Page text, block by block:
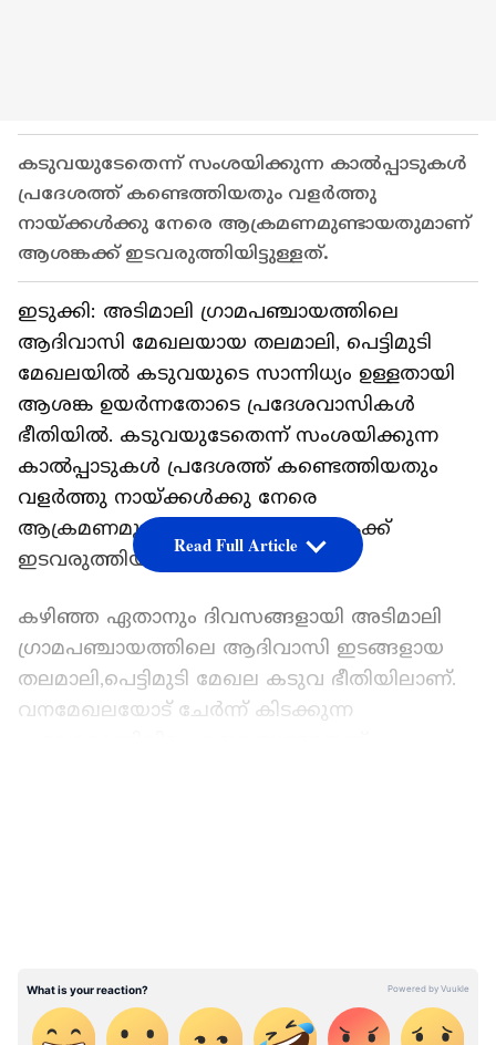
കടുവയുടേതെന്ന് സംശയിക്കുന്ന കാൽപ്പാടുകൾ
പ്രദേശത്ത് കണ്ടെത്തിയതും വളർത്തു
നായ്ക്കൾക്കു നേരെ ആക്രമണമുണ്ടായതുമാണ്
ആശങ്കക്ക് ഇടവരുത്തിയിട്ടുള്ളത്.
ഇടുക്കി: അടിമാലി ഗ്രാമപഞ്ചായത്തിലെ
ആദിവാസി മേഖലയായ തലമാലി, പെട്ടിമുടി
മേഖലയിൽ കടുവയുടെ സാന്നിധ്യം ഉള്ളതായി
ആശങ്ക ഉയർന്നതോടെ പ്രദേശവാസികൾ
ഭീതിയിൽ. കടുവയുടേതെന്ന് സംശയിക്കുന്ന
കാൽപ്പാടുകൾ പ്രദേശത്ത് കണ്ടെത്തിയതും
വളർത്തു നായ്ക്കൾക്കു നേരെ
ആക്രമണമുണ്ടായതുമാണ് ആശങ്കക്ക്
ഇടവരുത്തിയിട്ടുള്ളത്.
കഴിഞ്ഞ ഏതാനും ദിവസങ്ങളായി അടിമാലി
ഗ്രാമപഞ്ചായത്തിലെ ആദിവാസി ഇടങ്ങളായ
തലമാലി,പെട്ടിമുടി മേഖല കടുവ ഭീതിയിലാണ്.
വനമേഖലയോട് ചേർന്ന് കിടക്കുന്ന
Read Full Article